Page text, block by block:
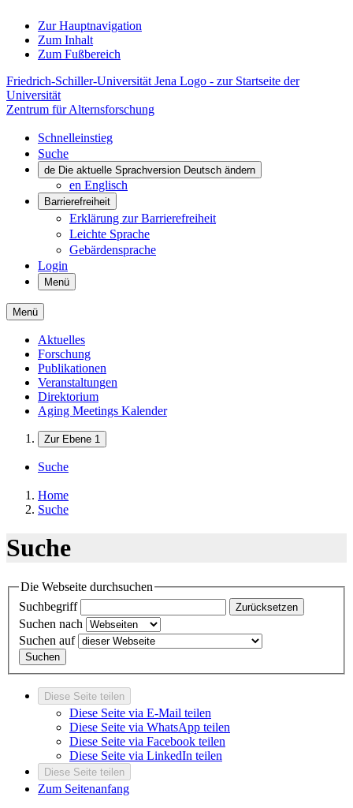
Zur Hauptnavigation
Zum Inhalt
Zum Fußbereich
Friedrich-Schiller-Universität Jena Logo - zur Startseite der
Universität
Zentrum für Alternsforschung
Schnelleinstieg
Suche
de Die aktuelle Sprachversion Deutsch ändern
en Englisch
Barrierefreiheit
Erklärung zur Barrierefreiheit
Leichte Sprache
Gebärdensprache
Login
Menü
Menü
Aktuelles
Forschung
Publikationen
Veranstaltungen
Direktorium
Aging Meetings Kalender
Zur Ebene 1
Suche
Home
Suche
Suche
Die Webseite durchsuchen
Suchbegriff
Zurücksetzen
Suchen nach
Suchen auf
Suchen
Diese Seite teilen
Diese Seite via E-Mail teilen
Diese Seite via WhatsApp teilen
Diese Seite via Facebook teilen
Diese Seite via LinkedIn teilen
Diese Seite teilen
Zum Seitenanfang